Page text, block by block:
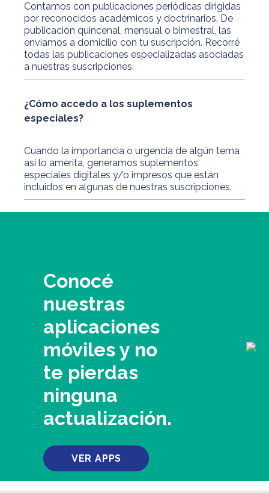
Contamos con publicaciones periódicas dirigidas
por reconocidos académicos y doctrinarios. De
publicación quincenal, mensual o bimestral, las
enviamos a domicilio con tu suscripción. Recorré
todas las publicaciones especializadas asociadas
a nuestras suscripciones.
¿Cómo accedo a los suplementos
especiales?
Cuando la importancia o urgencia de algún tema
así lo amerita, generamos suplementos
especiales digitales y/o impresos que están
incluidos en algunas de nuestras suscripciones.
Conocé
nuestras
aplicaciones
móviles y no
te pierdas
ninguna
actualización.
VER APPS